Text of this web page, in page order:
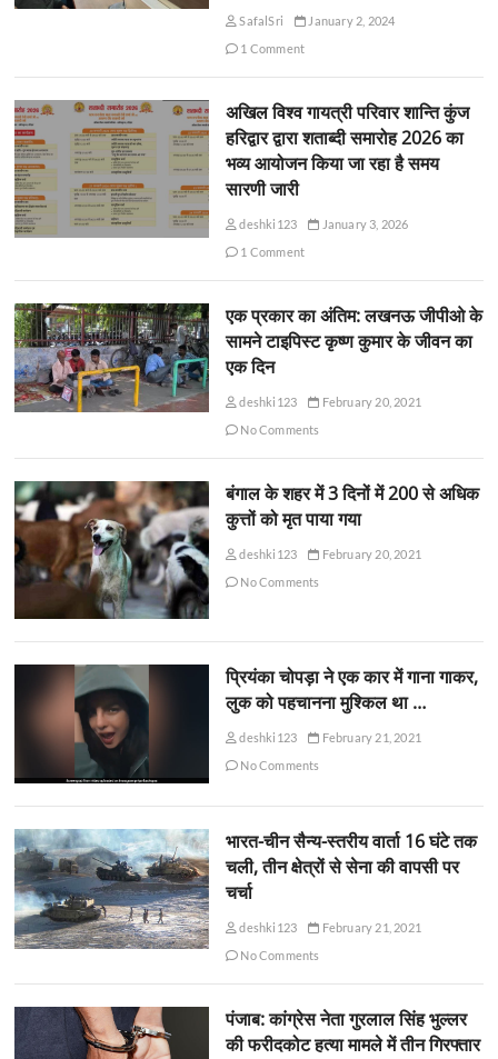
SafalSri
January 2, 2024
1 Comment
अखिल विश्व गायत्री परिवार शान्ति कुंज
हरिद्वार द्वारा शताब्दी समारोह 2026 का
भव्य आयोजन किया जा रहा है समय
सारणी जारी
deshki123
January 3, 2026
1 Comment
एक प्रकार का अंतिम: लखनऊ जीपीओ के
सामने टाइपिस्ट कृष्ण कुमार के जीवन का
एक दिन
deshki123
February 20, 2021
No Comments
बंगाल के शहर में 3 दिनों में 200 से अधिक
कुत्तों को मृत पाया गया
deshki123
February 20, 2021
No Comments
प्रियंका चोपड़ा ने एक कार में गाना गाकर,
लुक को पहचानना मुश्किल था …
deshki123
February 21, 2021
No Comments
भारत-चीन सैन्य-स्तरीय वार्ता 16 घंटे तक
चली, तीन क्षेत्रों से सेना की वापसी पर
चर्चा
deshki123
February 21, 2021
No Comments
पंजाब: कांग्रेस नेता गुरलाल सिंह भुल्लर
की फरीदकोट हत्या मामले में तीन गिरफ्तार